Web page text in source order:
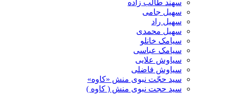
سهند طالب زاده
سهیل جامی
سهیل راد
سهیل محمدی
سیامک خانلو
سیامک عباسی
سیاوش علایی
سیاوش فاضلی
سید حجّت نبوی منش «کاوه»
سید حجت نبوی منش ( کاوه )